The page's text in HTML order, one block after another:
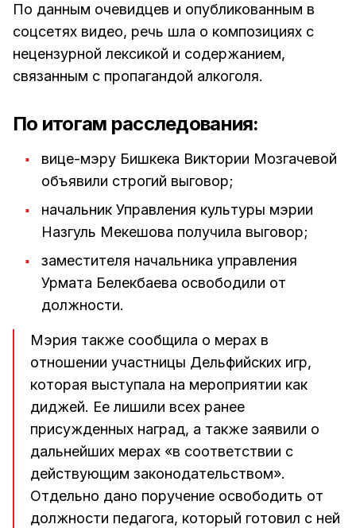
По данным очевидцев и опубликованным в
соцсетях видео, речь шла о композициях с
нецензурной лексикой и содержанием,
связанным с пропагандой алкоголя.
По итогам расследования:
вице-мэру Бишкека Виктории Мозгачевой
объявили строгий выговор;
начальник Управления культуры мэрии
Назгуль Мекешова получила выговор;
заместителя начальника управления
Урмата Белекбаева освободили от
должности.
Мэрия также сообщила о мерах в
отношении участницы Дельфийских игр,
которая выступала на мероприятии как
диджей. Ее лишили всех ранее
присужденных наград, а также заявили о
дальнейших мерах «в соответствии с
действующим законодательством».
Отдельно дано поручение освободить от
должности педагога, который готовил с ней